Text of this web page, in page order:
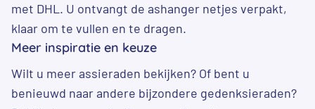
met DHL. U ontvangt de ashanger netjes verpakt,
klaar om te vullen en te dragen.
Meer inspiratie en keuze
Wilt u meer assieraden bekijken? Of bent u
benieuwd naar andere bijzondere gedenksieraden?